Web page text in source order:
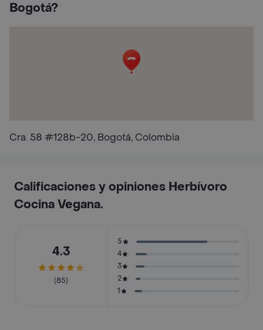
Bogotá?
Cra. 58 #128b-20, Bogotá, Colombia
Calificaciones y opiniones Herbívoro
Cocina Vegana.
4.3
(85)
5
4
3
2
1